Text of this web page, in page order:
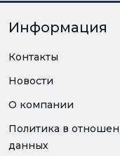
Информация
Контакты
Новости
О компании
Политика в
данных